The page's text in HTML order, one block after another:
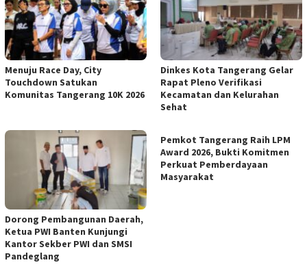
Menuju Race Day, City
Touchdown Satukan
Komunitas Tangerang 10K 2026
Dinkes Kota Tangerang Gelar
Rapat Pleno Verifikasi
Kecamatan dan Kelurahan
Sehat
Dorong Pembangunan Daerah,
Ketua PWI Banten Kunjungi
Kantor Sekber PWI dan SMSI
Pandeglang
Pemkot Tangerang Raih LPM
Award 2026, Bukti Komitmen
Perkuat Pemberdayaan
Masyarakat